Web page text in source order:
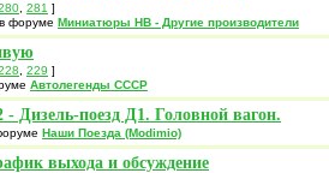
281 ]
форуме Миниатюры НВ - Другие производители
229 ]
Автолегенды СССР
Дизель-поезд Д1. Головной вагон.
Наши Поезда (Modimio)
выхода и обсуждение